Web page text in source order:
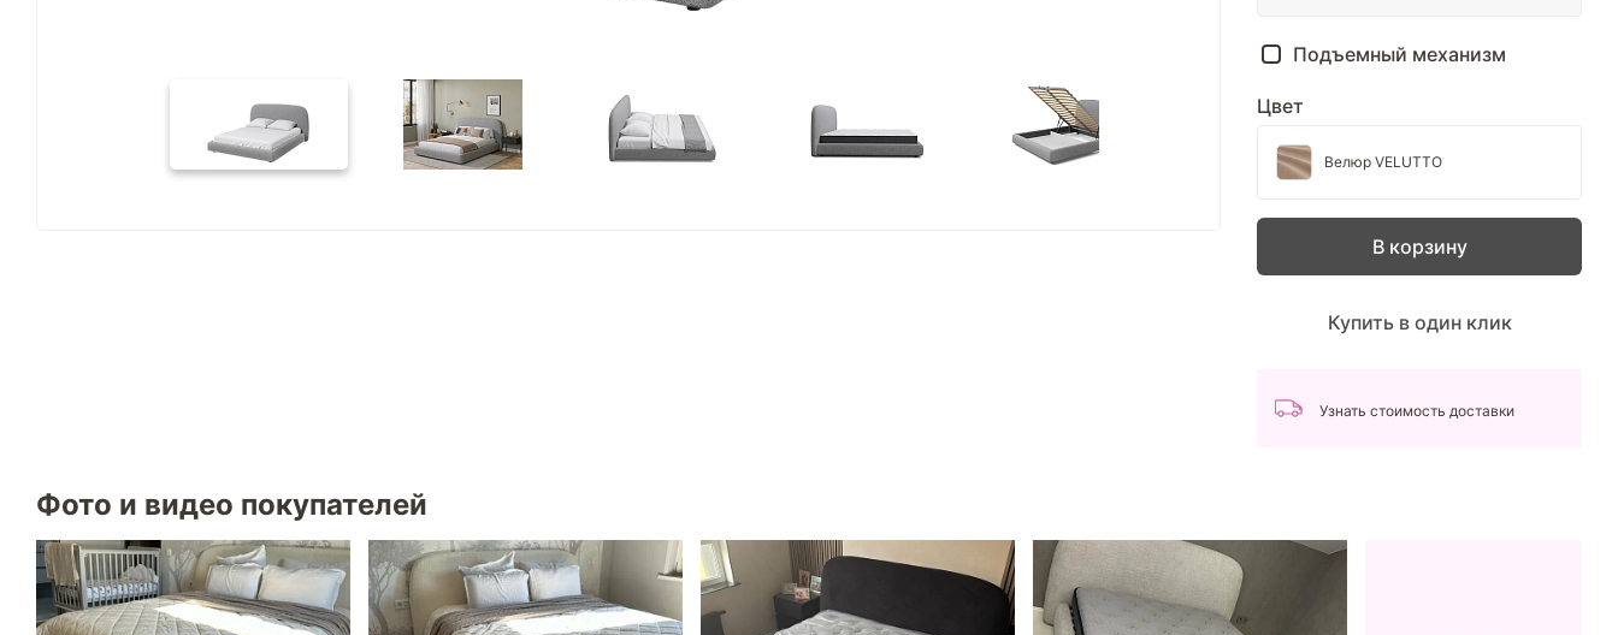
Подъемный механизм
Цвет
Велюр VELUTTO
В корзину
Купить в один клик
Узнать стоимость доставки
Фото и видео покупателей